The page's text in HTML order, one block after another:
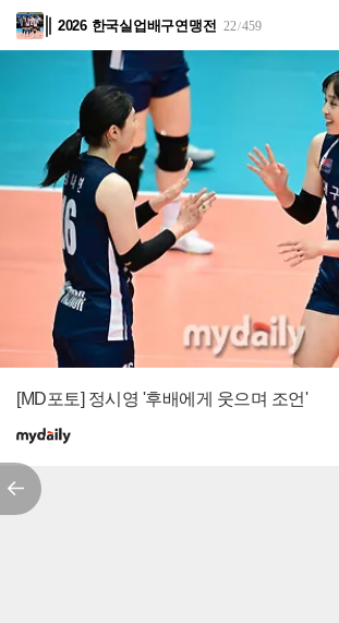
2026 한국실업배구연맹전 22/459
[MD포토] 정시영 '후배에게 웃으며 조언'